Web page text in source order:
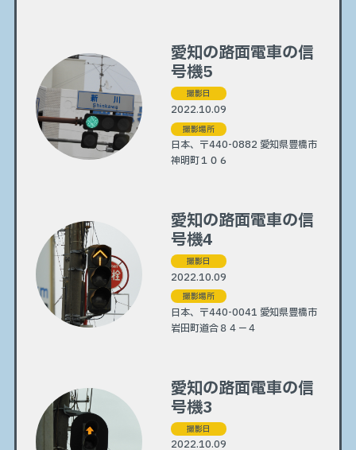
愛知の路面電車の信
号機5
撮影日
2022.10.09
撮影場所
日本、〒440-0882 愛知県豊橋市
神明町１０６
愛知の路面電車の信
号機4
撮影日
2022.10.09
撮影場所
日本、〒440-0041 愛知県豊橋市
岩田町道合８４−４
愛知の路面電車の信
号機3
撮影日
2022.10.09